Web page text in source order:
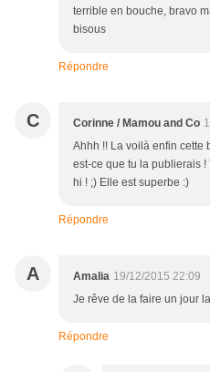
terrible en bouche, bravo
bisous
Répondre
C Corinne / Mamou and Co
Ahhh !! La voilà enfin cette
est-ce que tu la publierais
hi ! ;) Elle est superbe :)
Répondre
A Amalia 19/12/2015 22:09
Je rêve de la faire un jour
Répondre